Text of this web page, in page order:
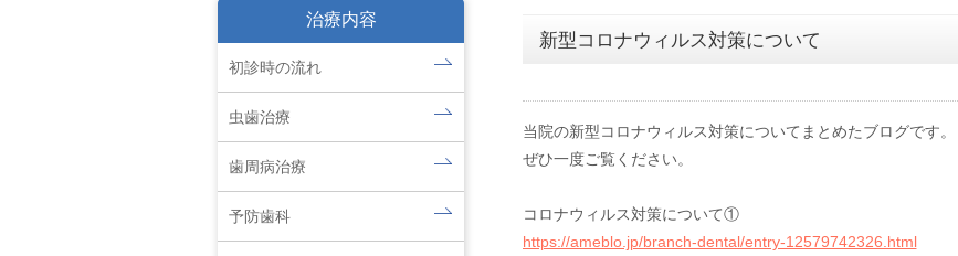
新型コロナウィルス対策について
当院の新型コロナウィルス対策についてまとめたブログです。
ぜひ一度ご覧ください。
コロナウィルス対策について①
https://ameblo.jp/branch-dental/entry-12579742326.html
治療内容
初診時の流れ
虫歯治療
歯周病治療
予防歯科